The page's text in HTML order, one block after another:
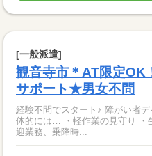
[一般派遣]
観音寺市＊AT限定OK
サポート★男女不問
経験不問でスタート♪ 障がい者デ
体的には… ・軽作業の見守り ・
迎業務、乗降時...